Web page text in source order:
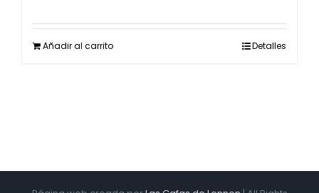
Añadir al carrito Detalles